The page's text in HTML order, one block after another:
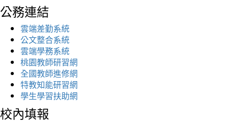
公務連結
雲端差勤系統
公文整合系統
雲端學務系統
桃園教師研習網
全國教師進修網
特教知能研習網
學生學習扶助網
校內填報